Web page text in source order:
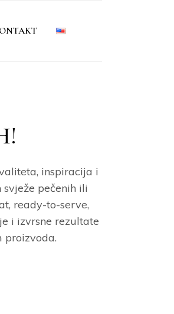
inspiracija i
pečenih ili
ready-to-serve,
i izvrsne rezultate
proizvoda.